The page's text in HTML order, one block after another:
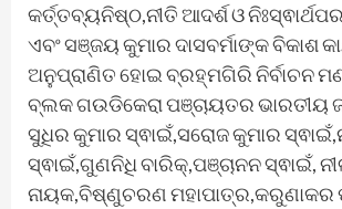
କର୍ତ୍ତବ୍ୟନିଷ୍ଠ,ନୀତି ଆଦର୍ଶ ଓ
ଏବଂ ସଞ୍ଜୟ କୁମାର ଦାସବର୍ମାଙ୍କ ବିକାଶ
ଅନୁପ୍ରାଣିତ ହୋଇ ବ୍ରହ୍ମଗିରି ନିର୍ବାଚନ
ବ୍ଲକ ଗଉଡିକେରା ପଞ୍ଚାୟତର ଭାରତୀୟ
ସୁଧିର କୁମାର ସ୍ଵାଇଁ,ସରୋଜ କୁମାର
ସ୍ଵାଇଁ,ଗୁଣନିଧି ବାରିକ୍,ପଞ୍ଚାନନ ସ୍ଵାଇଁ,
ନାୟକ,ବିଷ୍ଣୁଚରଣ ମହାପାତ୍ର,କରୁଣାକର